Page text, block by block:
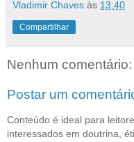
Vladimir Chaves às 13:40
Compartilhar
Nenhum comentário:
Postar um
Conteúdo é ideal para
interessados em doutrina,